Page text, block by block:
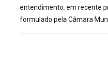
entendimento, em recente
formulado pela Câmara